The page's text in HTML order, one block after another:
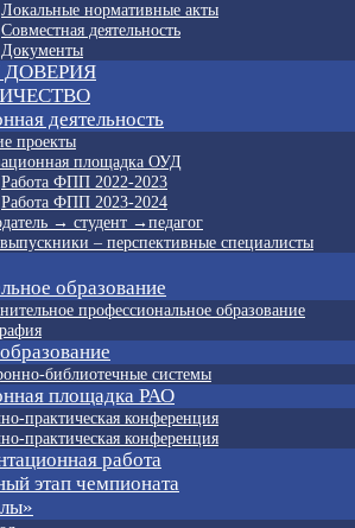
Локальные нормативные акты
Совместная деятельность
Документы
деятельность
проекты
площадка ОУД
Работа ФПП 2022-2023
Работа ФПП 2023-2024
→ студент →педагог
– перспективные специалисты
образование
профессиональное образование
библиотечные системы
площадка РАО
практическая конференция
практическая конференция
работа
этап чемпионата